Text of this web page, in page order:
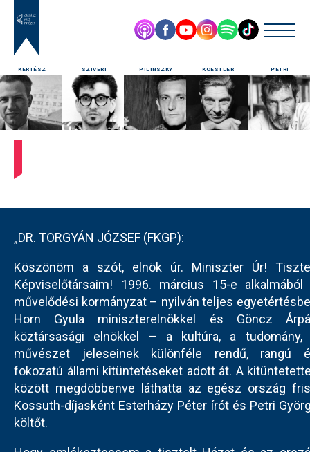
KERTÉSZ SZIVERI PILINSZKY KOESTLER PETRI
„DR. TORGYÁN JÓZSEF (FKGP):
Köszönöm a szót, elnök úr. Miniszter Úr!
Képviselőtársaim! 1996. március 15-e alkalmából
művelődési kormányzat – nyilván teljes
Horn Gyula miniszterelnökkel és Göncz
köztársasági elnökkel – a kultúra, a tudomány,
művészet jeleseinek különféle rendű, rangú
fokozatú állami kitüntetéseket adott át. A
között megdöbbenve láthatta az egész ország
Kossuth-díjasként Esterházy Péter írót és Petri
költőt.